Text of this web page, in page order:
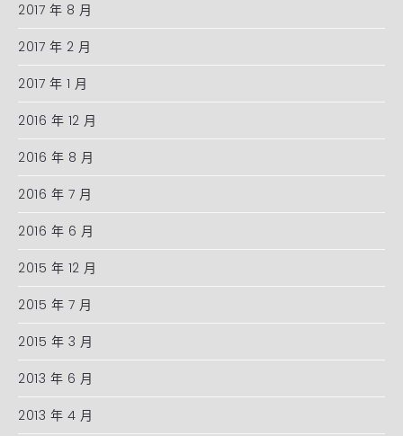
2017 年 8 月
2017 年 2 月
2017 年 1 月
2016 年 12 月
2016 年 8 月
2016 年 7 月
2016 年 6 月
2015 年 12 月
2015 年 7 月
2015 年 3 月
2013 年 6 月
2013 年 4 月